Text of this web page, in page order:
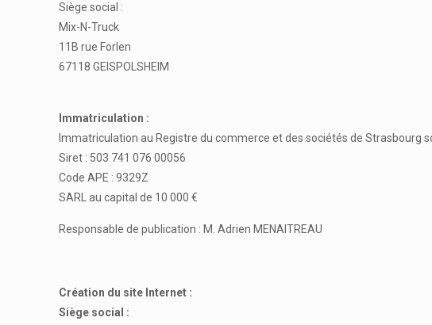
Siège social :
Mix-N-Truck
11B rue Forlen
67118 GEISPOLSHEIM
Immatriculation :
Immatriculation au Registre du commerce et des sociétés de Strasbourg
Siret : 503 741 076 00056
Code APE : 9329Z
SARL au capital de 10 000 €
Responsable de publication : M. Adrien MENAITREAU
Création du site Internet :
Siège social :